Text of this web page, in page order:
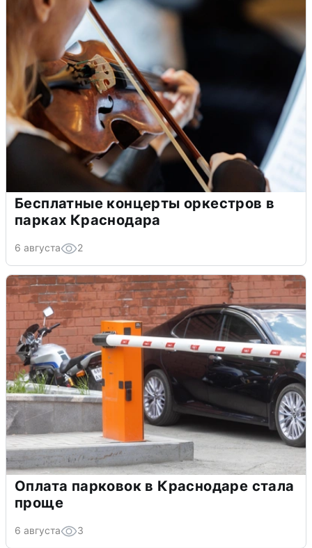
Бесплатные концерты оркестров в
парках Краснодара
6 августа 2
Оплата парковок в Краснодаре стала
проще
6 августа 3